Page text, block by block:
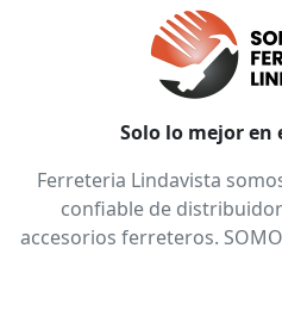
Solo lo mejor en
Ferreteria Lindavista
confiable de
accesorios ferreteros.